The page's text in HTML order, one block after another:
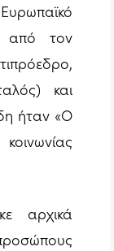
από τον
και
ήταν «Ο
αρχικά